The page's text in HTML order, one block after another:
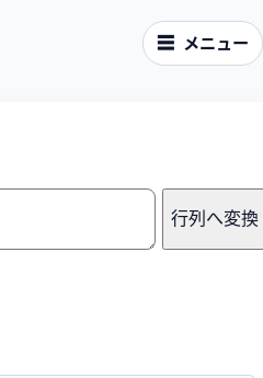
メニュー
行列へ変換